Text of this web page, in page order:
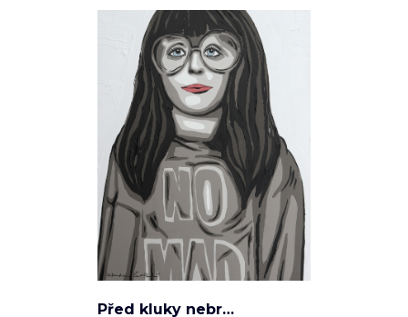
Před kluky nebrečím